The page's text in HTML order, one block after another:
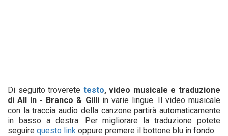
Di seguito troverete testo, video musicale e traduzione
di All In - Branco & Gilliin varie lingue. Il video musicale
con la traccia audio della canzone partirà automaticamente
in basso a destra. Per migliorare la traduzione potete
seguire questo link oppure premere il bottone blu in fondo.